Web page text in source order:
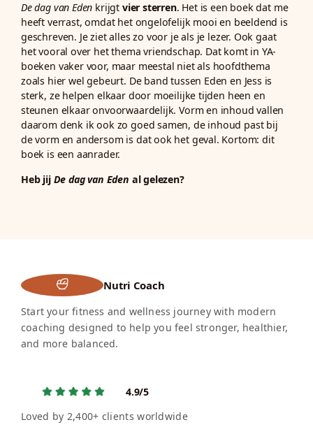
De dag van Eden krijgt vier sterren. Het is een boek dat me
heeft verrast, omdat het ongelofelijk mooi en beeldend is
geschreven. Je ziet alles zo voor je als je lezer. Ook gaat
het vooral over het thema vriendschap. Dat komt in YA-
boeken vaker voor, maar meestal niet als hoofdthema
zoals hier wel gebeurt. De band tussen Eden en Jess is
sterk, ze helpen elkaar door moeilijke tijden heen en
steunen elkaar onvoorwaardelijk. Vorm en inhoud vallen
daarom denk ik ook zo goed samen, de inhoud past bij
de vorm en andersom is dat ook het geval. Kortom: dit
boek is een aanrader.
Heb jij De dag van Eden al gelezen?
Nutri Coach
Start your fitness and wellness journey with modern
coaching designed to help you feel stronger, healthier,
and more balanced.
4.9/5
Loved by 2,400+ clients worldwide